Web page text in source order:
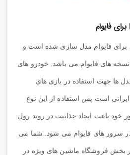
فایوام
برای فایوام مدل سازی شده است و
نسخه های فایوام می باشد. خودرو های
ها جهت استفاده در بازی های
است پس استفاده از این نوع
خود باعث ایجاد جذابیت در روند رول
سرور های فایوام می شود. شما می
در بخش فروشگاه ماشین های ویژه در